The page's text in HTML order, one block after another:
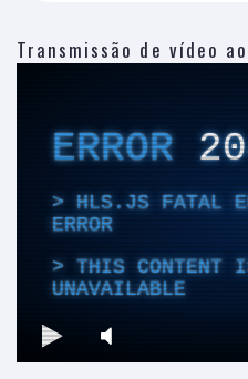
Transmissão de vídeo